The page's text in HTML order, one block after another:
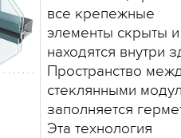
все крепежные
элементы скрыты и
находятся внутри
Пространство
стеклянными
заполняется
Эта технология